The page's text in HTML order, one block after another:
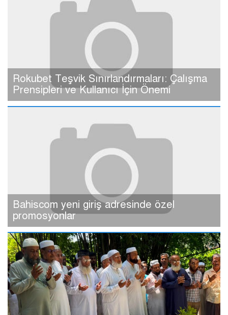
Rokubet Teşvik Sınırlandırmaları: Çalışma
Prensipleri ve Kullanıcı İçin Önemi
Bahiscom yeni giriş adresinde özel
promosyonlar